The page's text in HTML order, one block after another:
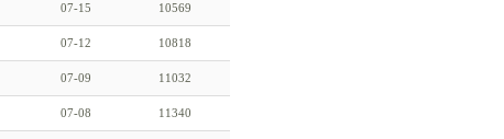
07-15 10569
07-12 10818
07-09 11032
07-08 11340